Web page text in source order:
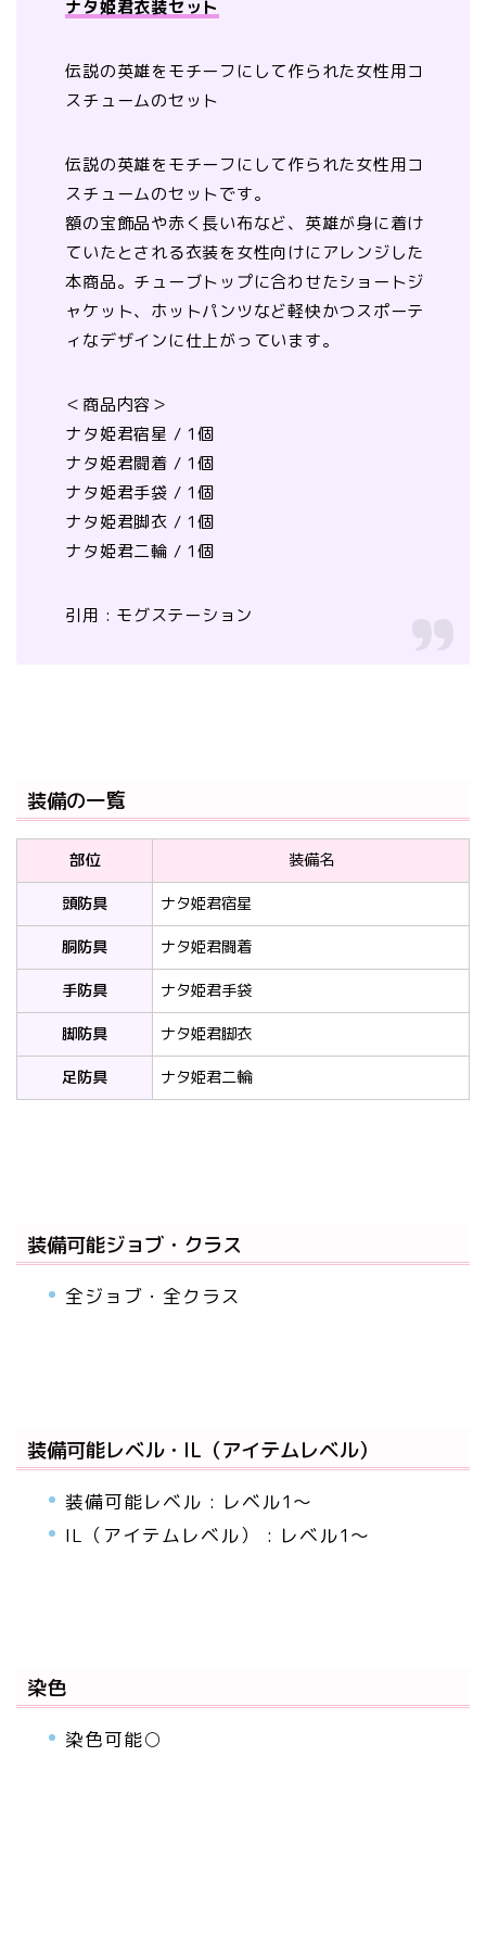
ナタ姫君衣装セット
伝説の英雄をモチーフにして作られた女性用コ
スチュームのセット
伝説の英雄をモチーフにして作られた女性用コ
スチュームのセットです。
額の宝飾品や赤く長い布など、英雄が身に着け
ていたとされる衣装を女性向けにアレンジした
本商品。チューブトップに合わせたショートジ
ャケット、ホットパンツなど軽快かつスポーテ
ィなデザインに仕上がっています。
＜商品内容＞
ナタ姫君宿星 / 1個
ナタ姫君闘着 / 1個
ナタ姫君手袋 / 1個
ナタ姫君脚衣 / 1個
ナタ姫君二輪 / 1個
引用 : モグステーション
装備の一覧
部位
装備名
頭防具
ナタ姫君宿星
胴防具
ナタ姫君闘着
手防具
ナタ姫君手袋
脚防具
ナタ姫君脚衣
足防具
ナタ姫君二輪
装備可能ジョブ・クラス
全ジョブ・全クラス
装備可能レベル・IL（アイテムレベル）
装備可能レベル : レベル1～
IL（アイテムレベル） : レベル1～
染色
染色可能○